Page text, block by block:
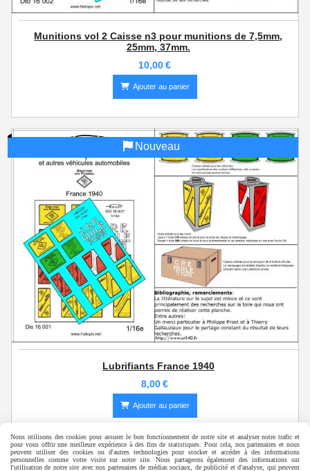
Munitions vol 2 Caisse n3 pour munitions de 7,5mm,
25mm, 37mm.
10,00€
Ajouter au panier
Nouveau
Lubrifiants France 1940
8,00€
Ajouter au panier
©Histopic 2015 - Laurent Deneu
Nous utilisons des cookies pour assurer le bon fonctionnement de notre site et analyser notre trafic et
pour vous offrir une meilleure expérience à des fins de statistiques. Pour cela, nos partenaires et nous
peuvent utiliser des cookies ou d'autres technologies pour stocker et accéder à des informations
personnelles comme votre visite sur notre site. Nous partageons également des informations sur
l'utilisation de notre site avec nos partenaires de médias sociaux, de publicité et d'analyse, qui peuvent